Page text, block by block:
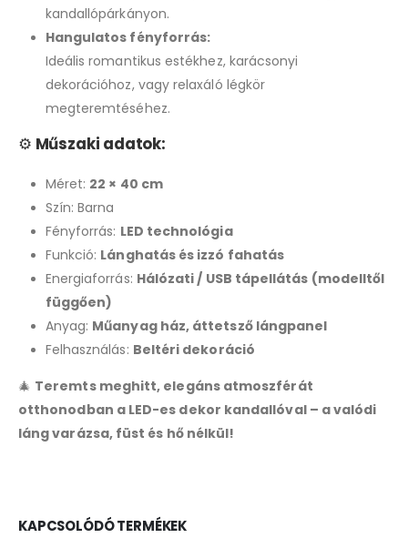
kandallópárkányon.
Hangulatos fényforrás:
Ideális romantikus estékhez, karácsonyi
dekorációhoz, vagy relaxáló légkör
megteremtéséhez.
⚙️ Műszaki adatok:
Méret: 22 × 40 cm
Szín: Barna
Fényforrás: LED technológia
Funkció: Lánghatás és izzó fahatás
Energiaforrás: Hálózati / USB tápellátás (modelltől
függően)
Anyag: Műanyag ház, áttetsző lángpanel
Felhasználás: Beltéri dekoráció
🎄 Teremts meghitt, elegáns atmoszférát
otthonodban a LED-es dekor kandallóval – a valódi
láng varázsa, füst és hő nélkül!
KAPCSOLÓDÓ TERMÉKEK